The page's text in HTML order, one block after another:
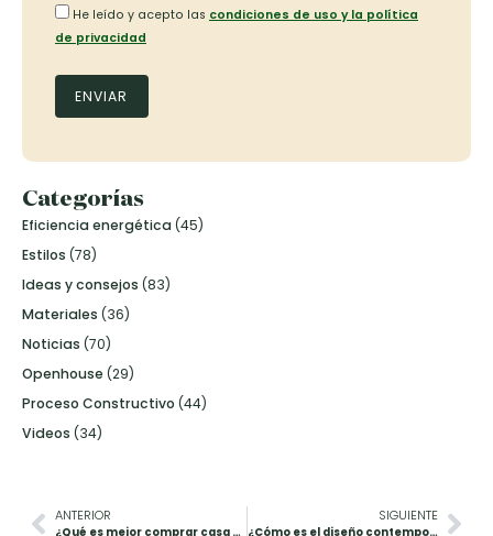
He leído y acepto las condiciones de uso y la política
de privacidad
Categorías
Eficiencia energética(45)
Estilos (78)
Ideas y consejos (83)
Materiales (36)
Noticias (70)
Openhouse (29)
Proceso Constructivo (44)
Videos (34)
ANTERIOR
¿Qué es mejor comprar casa o construir? Claves para tomar la mejor decisión
SIGUIENTE
¿Cómo es el diseño contemporáneo?: proyectos y diseños en Barcelona